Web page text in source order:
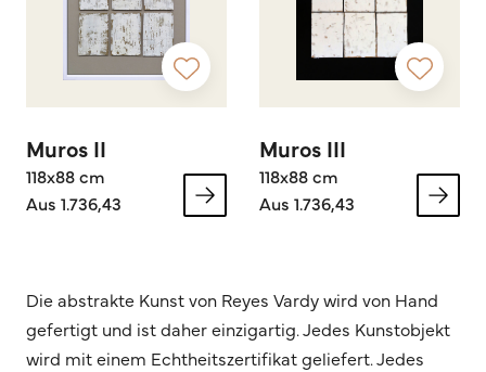
Muros II
118x88 cm
Aus 1.736,43
Muros III
118x88 cm
Aus 1.736,43
Die abstrakte Kunst von Reyes Vardy wird von Hand
gefertigt und ist daher einzigartig. Jedes Kunstobjekt
wird mit einem Echtheitszertifikat geliefert. Jedes